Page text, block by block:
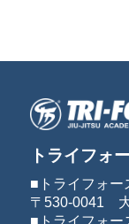
トライフォ
■トライフォー
〒530-0041